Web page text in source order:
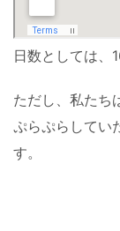
日数としては、
ただし、私たち
ぷらぷらしてい
す。